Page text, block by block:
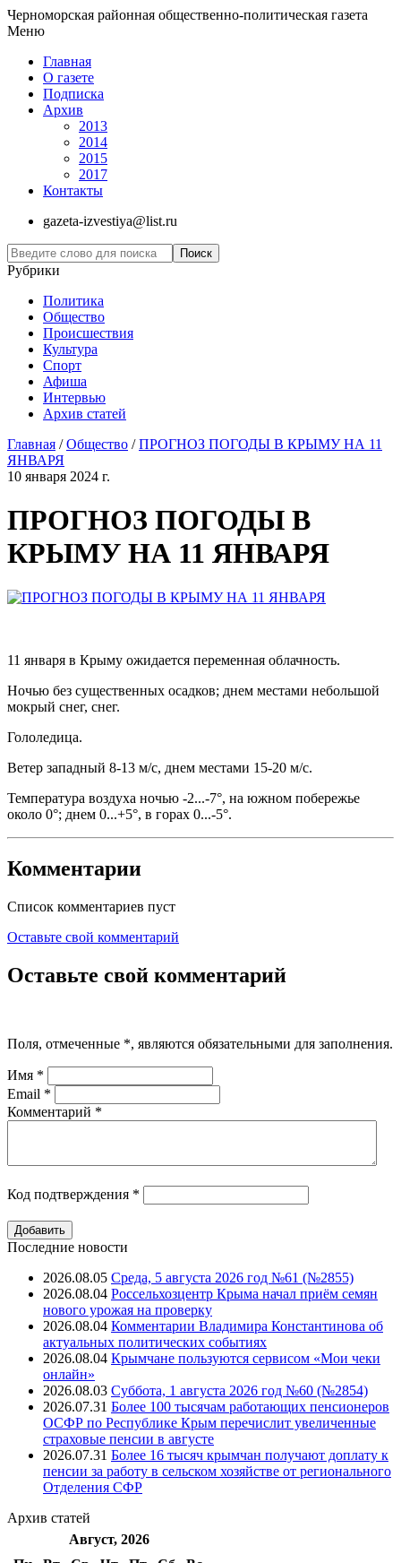
Черноморская районная общественно-политическая газета
Меню
Главная
О газете
Подписка
Архив
2013
2014
2015
2017
Контакты
gazeta-izvestiya@list.ru
Рубрики
Политика
Общество
Проиcшествия
Культура
Спорт
Афиша
Интервью
Архив статей
Главная /Общество /ПРОГНОЗ ПОГОДЫ В КРЫМУ НА 11
ЯНВАРЯ
10 января 2024 г.
ПРОГНОЗ ПОГОДЫ В
КРЫМУ НА 11 ЯНВАРЯ
11 января в Крыму ожидается переменная облачность.
Ночью без существенных осадков; днем местами небольшой
мокрый снег, снег.
Гололедица.
Ветер западный 8-13 м/с, днем местами 15-20 м/с.
Температура воздуха ночью -2...-7°, на южном побережье
около 0°; днем 0...+5°, в горах 0...-5°.
Комментарии
Список комментариев пуст
Оставьте свой комментарий
Оставьте свой комментарий
Поля, отмеченные *, являются обязательными для заполнения.
Имя *
Email *
Комментарий *
Код подтверждения *
Последние новости
2026.08.05 Среда, 5 августа 2026 год №61 (№2855)
2026.08.04 Россельхозцентр Крыма начал приём семян
нового урожая на проверку
2026.08.04 Комментарии Владимира Константинова об
актуальных политических событиях
2026.08.04 Крымчане пользуются сервисом «Мои чеки
онлайн»
2026.08.03 Суббота, 1 августа 2026 год №60 (№2854)
2026.07.31 Более 100 тысячам работающих пенсионеров
ОСФР по Республике Крым перечислит увеличенные
страховые пенсии в августе
2026.07.31 Более 16 тысяч крымчан получают доплату к
пенсии за работу в сельском хозяйстве от регионального
Отделения СФР
Архив статей
Август, 2026